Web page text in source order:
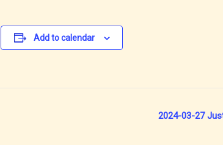
Add to calendar
2024-03-27